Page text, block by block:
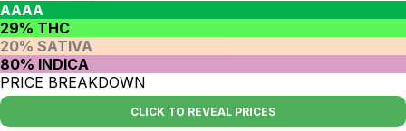
AAAA
29% THC
20% SATIVA
80% INDICA
PRICE BREAKDOWN
CLICK TO REVEAL PRICES